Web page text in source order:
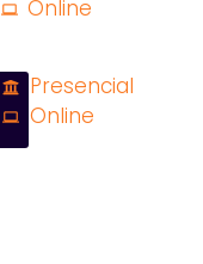
Online
Presencial
Online